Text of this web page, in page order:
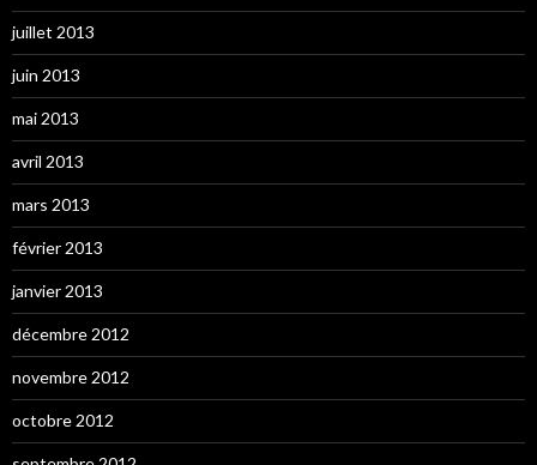
juillet 2013
juin 2013
mai 2013
avril 2013
mars 2013
février 2013
janvier 2013
décembre 2012
novembre 2012
octobre 2012